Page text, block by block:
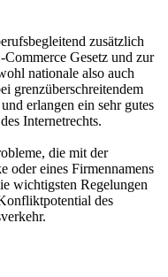
zusätzlich
Gesetz und zur
nationale also auch
grenzüberschreitendem
erlangen ein sehr gutes
Internetrechts.
die mit der
oder eines Firmennamens
wichtigsten Regelungen
des